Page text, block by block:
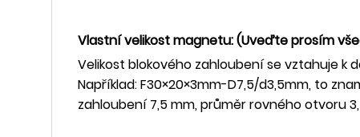
Vlastní velikost magnetu: (Uveďte prosím
Velikost blokového zahloubení se vztahuje k
Například: F30×20×3mm-D7,5/d3,5mm, to
zahloubení 7,5 mm, průměr rovného otvoru